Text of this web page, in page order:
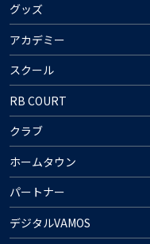
グッズ
アカデミー
スクール
RB COURT
クラブ
ホームタウン
パートナー
デジタルVAMOS